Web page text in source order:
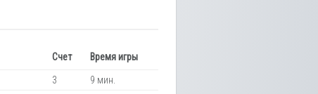
Счет Время игры
3
9 мин.